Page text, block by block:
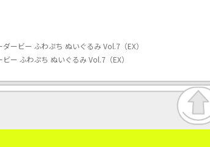
ービー ふわぷち ぬいぐるみ Vol.7（EX）
ー ふわぷち ぬいぐるみ Vol.7（EX）